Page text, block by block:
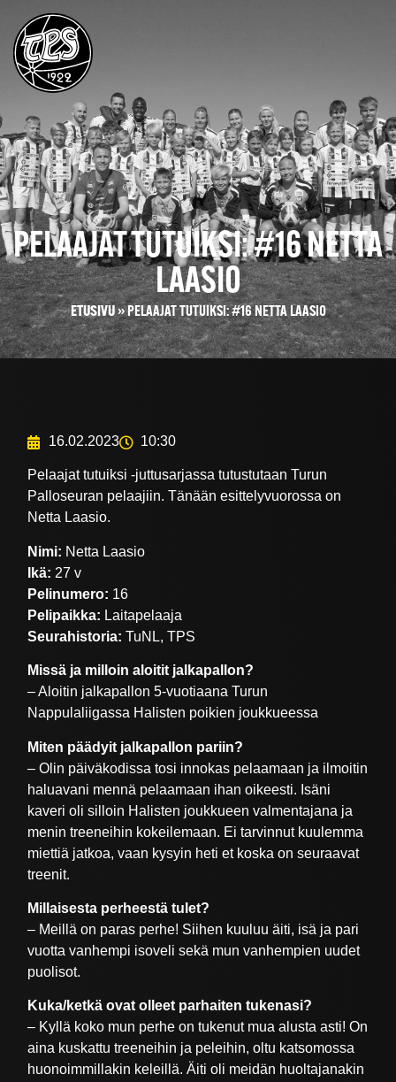
PELAAJAT TUTUIKSI: #16 NETTA
LAASIO
ETUSIVU»PELAAJAT TUTUIKSI: #16 NETTA LAASIO
16.02.2023 10:30
Pelaajat tutuiksi -juttusarjassa tutustutaan Turun
Palloseuran pelaajiin. Tänään esittelyvuorossa on
Netta Laasio.
Nimi: Netta Laasio
Ikä: 27 v
Pelinumero: 16
Pelipaikka: Laitapelaaja
Seurahistoria:TuNL, TPS
Missä ja milloin aloitit jalkapallon?
– Aloitin jalkapallon 5-vuotiaana Turun
Nappulaliigassa Halisten poikien joukkueessa
Miten päädyit jalkapallon pariin?
– Olin päiväkodissa tosi innokas pelaamaan ja ilmoitin
haluavani mennä pelaamaan ihan oikeesti. Isäni
kaveri oli silloin Halisten joukkueen valmentajana ja
menin treeneihin kokeilemaan. Ei tarvinnut kuulemma
miettiä jatkoa, vaan kysyin heti et koska on seuraavat
treenit.
Millaisesta perheestä tulet?
– Meillä on paras perhe! Siihen kuuluu äiti, isä ja pari
vuotta vanhempi isoveli sekä mun vanhempien uudet
puolisot.
Kuka/ketkä ovat olleet parhaiten tukenasi?
– Kyllä koko mun perhe on tukenut mua alusta asti! On
aina kuskattu treeneihin ja peleihin, oltu katsomossa
huonoimmillakin keleillä. Äiti oli meidän huoltajanakin